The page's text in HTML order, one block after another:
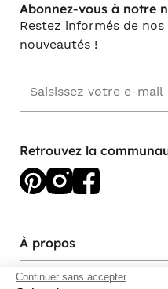
Continuer sans accepter
Abonnez-vous à notre
Restez informés de
nouveautés !
Retrouvez la
À propos
Services et contact